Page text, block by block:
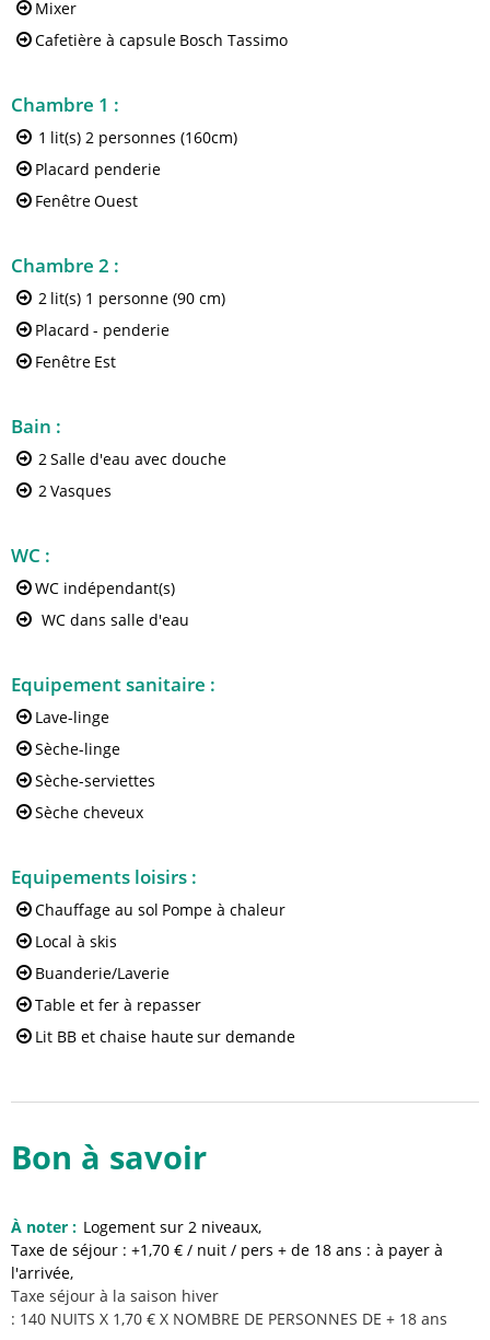
Mixer
Cafetière à capsule Bosch Tassimo
Chambre 1 :
1 lit(s) 2 personnes (160cm)
Placard penderie
FenêtreOuest
Chambre 2 :
2 lit(s) 1 personne (90 cm)
Placard - penderie
Fenêtre Est
Bain :
2 Salle d'eau avec douche
2 Vasques
WC :
WC indépendant(s)
WC dans salle d'eau
Equipement sanitaire :
Lave-linge
Sèche-linge
Sèche-serviettes
Sèche cheveux
Equipements loisirs :
Chauffage au sol Pompe à chaleur
Local à skis
Buanderie/Laverie
Table et fer à repasser
Lit BB et chaise hautesur demande
Bon à savoir
À noter : Logement sur 2 niveaux
Taxe de séjour : +1,70 € / nuit / pers + de 18 ans : à payer à
l'arrivée
Taxe séjour à la saison hiver
: 140 NUITS X 1,70 € X NOMBRE DE PERSONNES DE + 18 ans